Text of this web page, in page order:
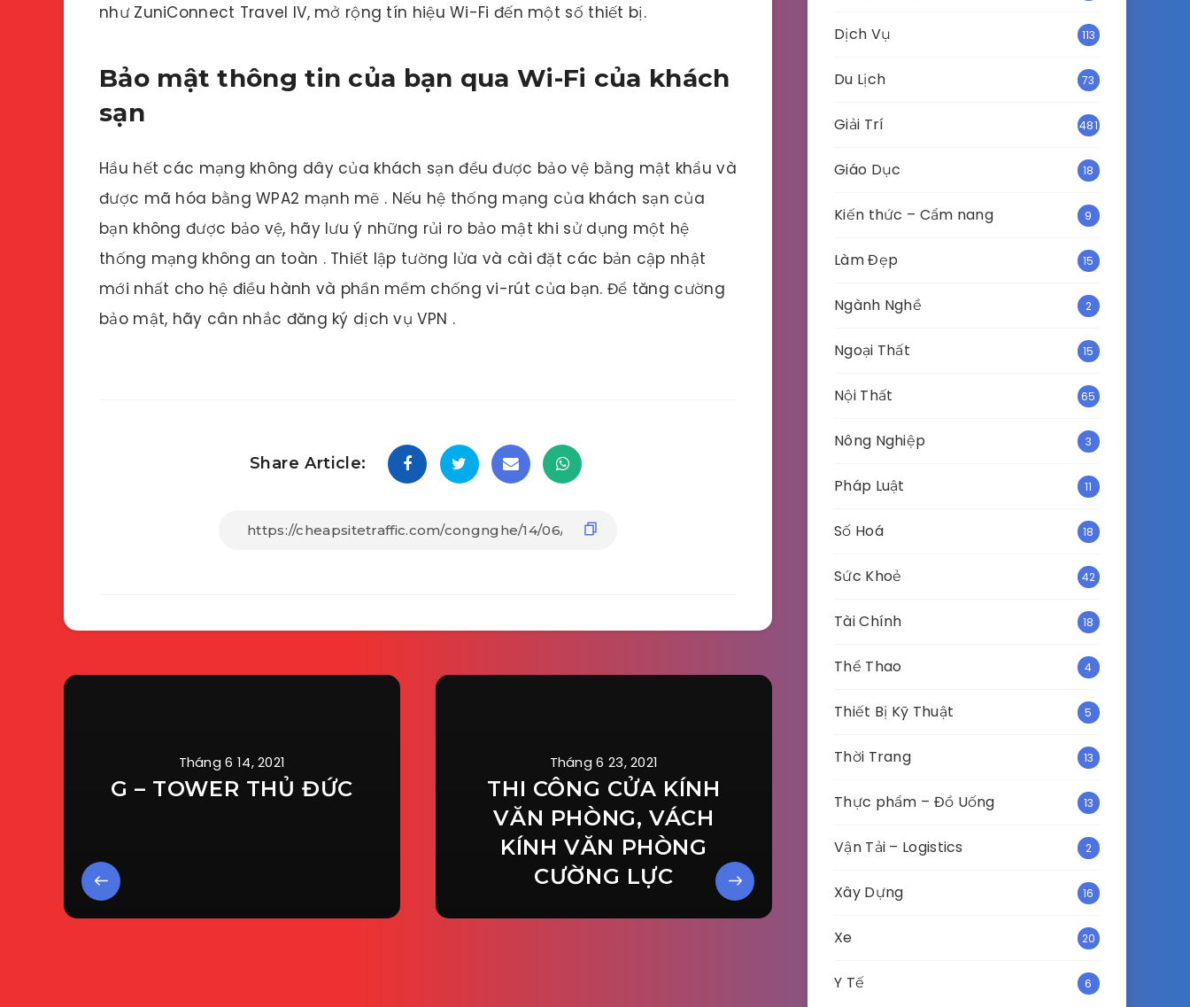
như ZuniConnect Travel IV, mở rộng tín hiệu Wi-Fi đến một số thiết bị.
Bảo mật thông tin của bạn qua Wi-Fi của khách
sạn
Hầu hết các mạng không dây của khách sạn đều được bảo vệ bằng mật khẩu và
được mã hóa bằng WPA2 mạnh mẽ . Nếu hệ thống mạng của khách sạn của
bạn không được bảo vệ, hãy lưu ý những rủi ro bảo mật khi sử dụng một hệ
thống mạng không an toàn . Thiết lập tường lửa và cài đặt các bản cập nhật
mới nhất cho hệ điều hành và phần mềm chống vi-rút của bạn. Để tăng cường
bảo mật, hãy cân nhắc đăng ký dịch vụ VPN .
Share Article:
Tháng 6 14, 2021
G – TOWER THỦ ĐỨC
Tháng 6 23, 2021
THI CÔNG CỬA KÍNH
VĂN PHÒNG, VÁCH
KÍNH VĂN PHÒNG
CƯỜNG LỰC
Dịch Vụ 113
Du Lịch 73
Giải Trí 481
Giáo Dục 18
Kiến thức – Cẩm nang 9
Làm Đẹp 15
Ngành Nghề 2
Ngoại Thất 15
Nội Thất 65
Nông Nghiệp 3
Pháp Luật 11
Số Hoá 18
Sức Khoẻ 42
Tài Chính 18
Thể Thao 4
Thiết Bị Kỹ Thuật 5
Thời Trang 13
Thực phẩm – Đồ Uống 13
Vận Tải – Logistics 2
Xây Dựng 16
Xe 20
Y Tế 6